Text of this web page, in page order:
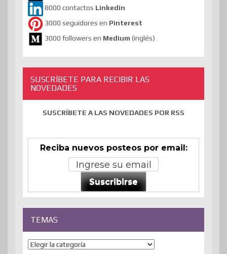
8000 contactos Linkedin
3000 seguidores en Pinterest
3000 followers en Medium (inglés)
SUSCRÍBETE PARA RECIBIR LAS
NOVEDADES
SUSCRÍBETE A LAS NOVEDADES POR RSS
Reciba nuevos posteos por email:
Suscribirse
TEMAS
Temas